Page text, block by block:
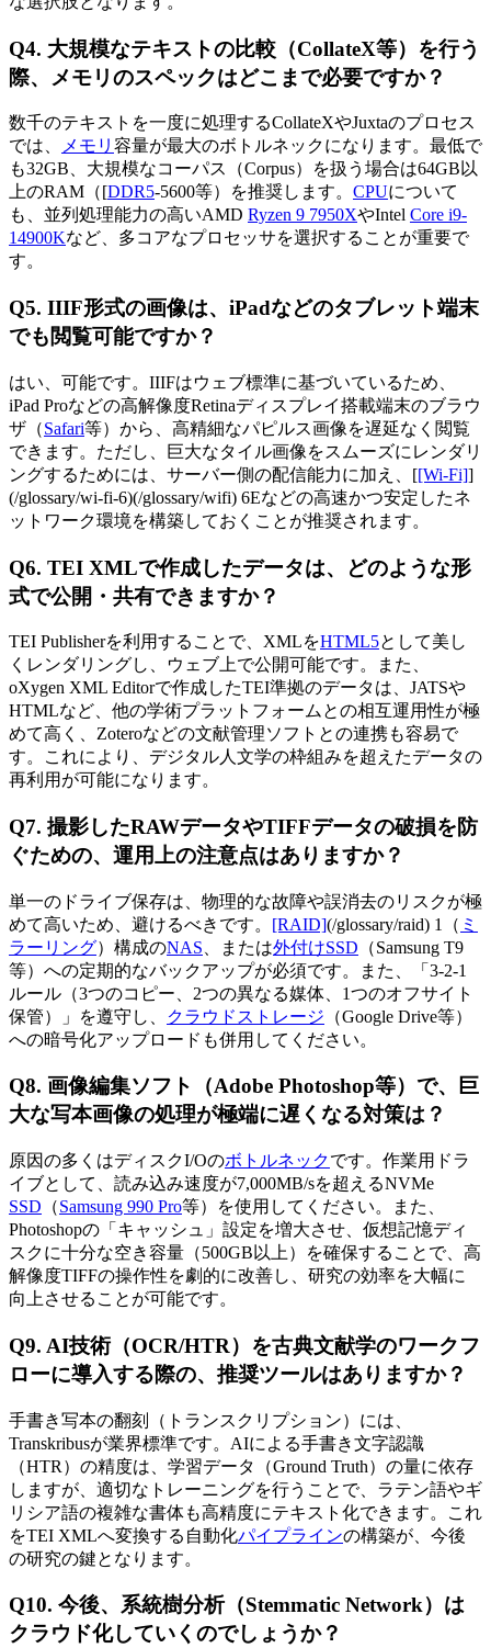
Q4. 大規模なテキストの比較（CollateX等）を行う
際、メモリのスペックはどこまで必要ですか？
数千のテキストを一度に処理するCollateXやJuxtaのプロセス
では、
メモリ 容量が最大のボトルネックになります。最低で
も32GB、大規模なコーパス（Corpus）を扱う場合は64GB以
上のRAM（[DDR5-5600等）を推奨します。 CPUについて
も、並列処理能力の高いAMD Ryzen 9 7950XやIntel Core i9-
14900Kなど、多コアなプロセッサを選択することが重要で
す。
Q5. IIIF形式の画像は、iPadなどのタブレット端末
でも閲覧可能ですか？
はい、可能です。IIIFはウェブ標準に基づいているため、
iPad Proなどの高解像度Retinaディスプレイ搭載端末のブラウ
ザ（Safari等）から、高精細なパピルス画像を遅延なく閲覧
できます。ただし、巨大なタイル画像をスムーズにレンダリ
ングするためには、サーバー側の配信能力に加え、[[Wi-Fi]]
(/glossary/wi-fi-6)(/glossary/wifi) 6Eなどの高速かつ安定したネ
ットワーク環境を構築しておくことが推奨されます。
Q6. TEI XMLで作成したデータは、どのような形
式で公開・共有できますか？
TEI Publisherを利用することで、XMLをHTML5として美し
くレンダリングし、ウェブ上で公開可能です。また、
oXygen XML Editorで作成したTEI準拠のデータは、JATSや
HTMLなど、他の学術プラットフォームとの相互運用性が極
めて高く、Zoteroなどの文献管理ソフトとの連携も容易で
す。これにより、デジタル人文学の枠組みを超えたデータの
再利用が可能になります。
Q7. 撮影したRAWデータやTIFFデータの破損を防
ぐための、運用上の注意点はありますか？
単一のドライブ保存は、物理的な故障や誤消去のリスクが極
めて高いため、避けるべきです。 [RAID](/glossary/raid) 1（ ミ
ラーリング）構成のNAS 、または外付けSSD （Samsung T9
等）への定期的なバックアップが必須です。また、「3-2-1
ルール（3つのコピー、2つの異なる媒体、1つのオフサイト
保管）」を遵守し、
クラウドストレージ （Google Drive等）
への暗号化アップロードも併用してください。
Q8. 画像編集ソフト（Adobe Photoshop等）で、巨
大な写本画像の処理が極端に遅くなる対策は？
原因の多くはディスクI/Oのボトルネックです。作業用ドラ
イブとして、読み込み速度が7,000MB/sを超えるNVMe
SSD （Samsung 990 Pro等）を使用してください。また、
Photoshopの「キャッシュ」設定を増大させ、仮想記憶ディ
スクに十分な空き容量（500GB以上）を確保することで、高
解像度TIFFの操作性を劇的に改善し、研究の効率を大幅に
向上させることが可能です。
Q9. AI技術（OCR/HTR）を古典文献学のワークフ
ローに導入する際の、推奨ツールはありますか？
手書き写本の翻刻（トランスクリプション）には、
Transkribusが業界標準です。AIによる手書き文字認識
（HTR）の精度は、学習データ（Ground Truth）の量に依存
しますが、適切なトレーニングを行うことで、ラテン語やギ
リシア語の複雑な書体も高精度にテキスト化できます。これ
をTEI XMLへ変換する自動化パイプラインの構築が、今後
の研究の鍵となります。
Q10. 今後、系統樹分析（Stemmatic Network）は
クラウド化していくのでしょうか？